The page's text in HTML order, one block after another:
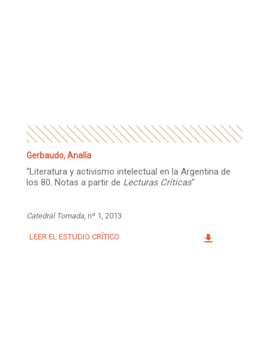
Gerbaudo, Analía
“Literatura y activismo intelectual en la Argentina de
los 80. Notas a partir de Lecturas Críticas“
Catedral Tomada, nº 1, 2013
LEER EL ESTUDIO CRÍTICO